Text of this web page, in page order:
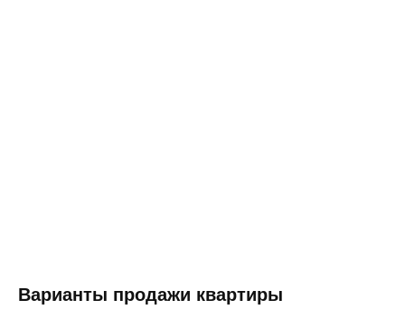
Варианты продажи квартиры